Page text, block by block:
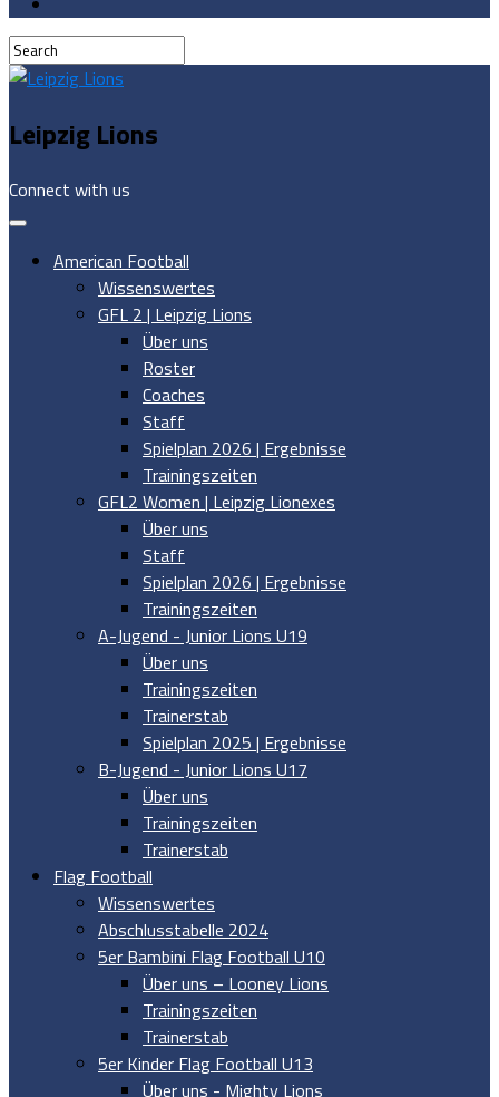
Leipzig Lions
Connect with us
American Football
Wissenswertes
GFL 2 | Leipzig Lions
Über uns
Roster
Coaches
Staff
Spielplan 2026 | Ergebnisse
Trainingszeiten
GFL2 Women | Leipzig Lionexes
Über uns
Staff
Spielplan 2026 | Ergebnisse
Trainingszeiten
A-Jugend - Junior Lions U19
Über uns
Trainingszeiten
Trainerstab
Spielplan 2025 | Ergebnisse
B-Jugend - Junior Lions U17
Über uns
Trainingszeiten
Trainerstab
Flag Football
Wissenswertes
Abschlusstabelle 2024
5er Bambini Flag Football U10
Über uns – Looney Lions
Trainingszeiten
Trainerstab
5er Kinder Flag Football U13
Über uns - Mighty Lions